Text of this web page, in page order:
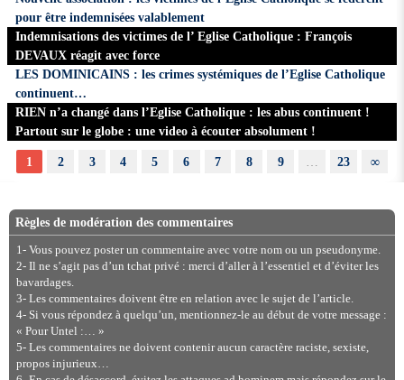
pour être indemnisées valablement
Indemnisations des victimes de l’ Eglise Catholique : François
DEVAUX réagit avec force
LES DOMINICAINS : les crimes systémiques de l’Eglise Catholique
continuent…
RIEN n’a changé dans l’Eglise Catholique : les abus continuent !
Partout sur le globe : une video à écouter absolument !
1 2 3 4 5 6 7 8 9 23 ∞
Règles de modération des commentaires
1- Vous pouvez poster un commentaire avec votre nom ou un pseudonyme.
2- Il ne s’agit pas d’un tchat privé : merci d’aller à l’essentiel et d’éviter les
bavardages.
3- Les commentaires doivent être en relation avec le sujet de l’article.
4- Si vous répondez à quelqu’un, mentionnez-le au début de votre message :
« Pour Untel :… »
5- Les commentaires ne doivent contenir aucun caractère raciste, sexiste,
propos injurieux…